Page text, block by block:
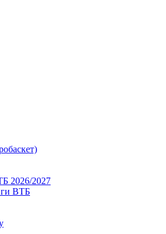
2026/2027
ВТБ